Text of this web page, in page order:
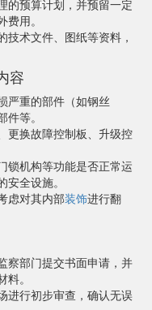
的预算计划，并预留一定
用。
技术文件、图纸等资料，
容
严重的部件（如钢丝
等。
更换故障控制板、升级控
锁机构等功能是否正常运
全设施。
虑对其内部装饰进行翻
察部门提交书面申请，并
。
进行初步审查，确认无误